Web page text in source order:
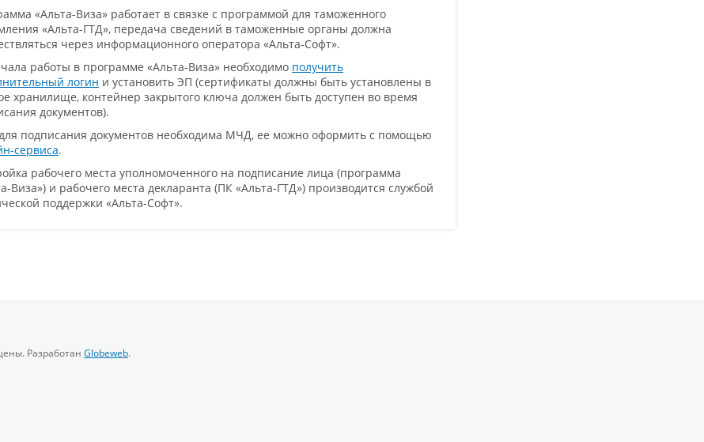
«Альта-Виза» работает в связке с программой для таможенного
«Альта-ГТД», передача сведений в таможенные органы должна
через информационного оператора «Альта-Софт».
работы в программе «Альта-Виза» необходимо получить
логин и установить ЭП (сертификаты должны быть установлены в
хранилище, контейнер закрытого ключа должен быть доступен во время
документов).
подписания документов необходима МЧД, ее можно оформить с помощью
сервиса.
рабочего места уполномоченного на подписание лица (программа
Виза») и рабочего места декларанта (ПК «Альта-ГТД») производится службой
поддержки «Альта-Софт».
Разработан Globeweb.